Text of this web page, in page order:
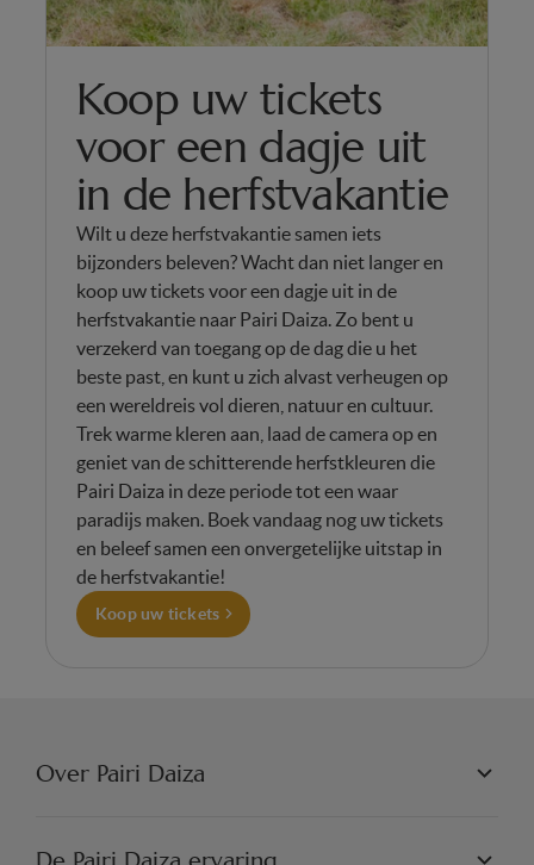
Koop uw tickets
voor een dagje uit
in de herfstvakantie
Wilt u deze herfstvakantie samen iets
bijzonders beleven? Wacht dan niet langer en
koop uw tickets voor een dagje uit in de
herfstvakantie naar Pairi Daiza. Zo bent u
verzekerd van toegang op de dag die u het
beste past, en kunt u zich alvast verheugen op
een wereldreis vol dieren, natuur en cultuur.
Trek warme kleren aan, laad de camera op en
geniet van de schitterende herfstkleuren die
Pairi Daiza in deze periode tot een waar
paradijs maken. Boek vandaag nog uw tickets
en beleef samen een onvergetelijke uitstap in
de herfstvakantie!
Koop uw tickets
Over Pairi Daiza
FILOSOFIE